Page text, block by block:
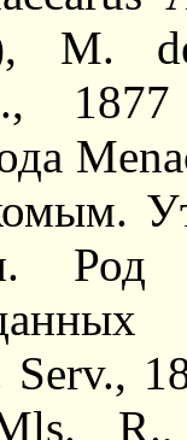
M.
Род
Serv.,
R.,